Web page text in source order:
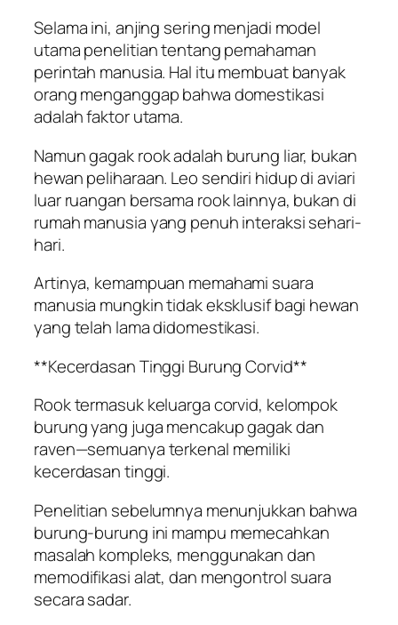
Selama ini, anjing sering menjadi model
utama penelitian tentang pemahaman
perintah manusia. Hal itu membuat banyak
orang menganggap bahwa domestikasi
adalah faktor utama.
Namun gagak rook adalah burung liar, bukan
hewan peliharaan. Leo sendiri hidup di aviari
luar ruangan bersama rook lainnya, bukan di
rumah manusia yang penuh interaksi sehari-
hari.
Artinya, kemampuan memahami suara
manusia mungkin tidak eksklusif bagi hewan
yang telah lama didomestikasi.
**Kecerdasan Tinggi Burung Corvid**
Rook termasuk keluarga corvid, kelompok
burung yang juga mencakup gagak dan
raven—semuanya terkenal memiliki
kecerdasan tinggi.
Penelitian sebelumnya menunjukkan bahwa
burung-burung ini mampu memecahkan
masalah kompleks, menggunakan dan
memodifikasi alat, dan mengontrol suara
secara sadar.